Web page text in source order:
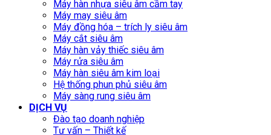
Máy hàn nhựa siêu âm cầm tay
Máy may siêu âm
Máy đồng hóa – trích ly siêu âm
Máy cắt siêu âm
Máy hàn vảy thiếc siêu âm
Máy rửa siêu âm
Máy hàn siêu âm kim loại
Hệ thống phun phủ siêu âm
Máy sàng rung siêu âm
DỊCH VỤ
Đào tạo doanh nghiệp
Tư vấn – Thiết kế